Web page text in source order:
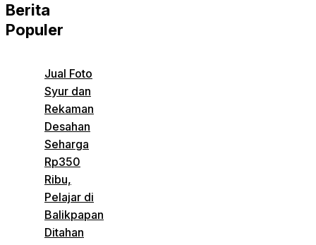
Berita
Populer
Jual Foto
Syur dan
Rekaman
Desahan
Seharga
Rp350
Ribu,
Pelajar di
Balikpapan
Ditahan